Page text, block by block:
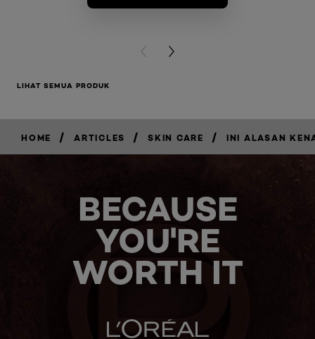
PREVIOUS CARD
NEXT CARD
LIHAT SEMUA PRODUK
HOME / ARTICLES / SKIN CARE / INI ALASAN
BECAUSE
YOU'RE
WORTH IT